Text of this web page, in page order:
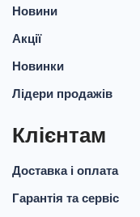
Новини
Акції
Новинки
Лідери продажів
Клієнтам
Доставка і оплата
Гарантія та сервіс